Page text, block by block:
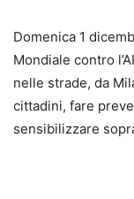
Domenica 1
Mondiale contro
nelle strade, da
cittadini, fare
sensibilizzare